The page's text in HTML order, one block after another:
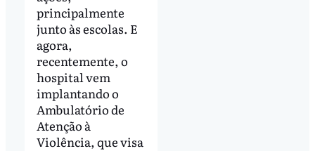
principalmente
junto às escolas. E
agora,
recentemente, o
hospital vem
implantando o
Ambulatório de
Atenção à
Violência, que visa